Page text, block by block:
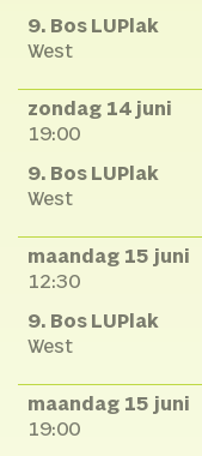
9. Bos LUPlak
West
zondag 14 juni
19:00
9. Bos LUPlak
West
maandag 15 juni
12:30
9. Bos LUPlak
West
maandag 15 juni
19:00